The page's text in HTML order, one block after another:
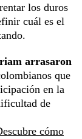
los duros
cuál es el
arrasaron
que
en la
de
cómo